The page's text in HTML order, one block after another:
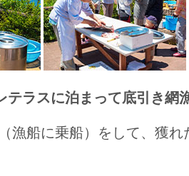
テラスに泊まって底引き網
漁船に乗船）をして、獲